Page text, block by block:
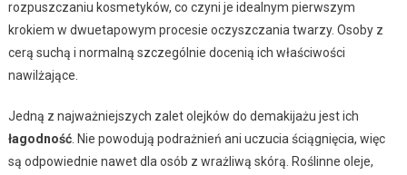
rozpuszczaniu kosmetyków, co czyni je idealnym pierwszym
krokiem w dwuetapowym procesie oczyszczania twarzy. Osoby z
cerą suchą i normalną szczególnie docenią ich właściwości
nawilżające.
Jedną z najważniejszych zalet olejków do demakijażu jest ich
łagodność. Nie powodują podrażnień ani uczucia ściągnięcia, więc
są odpowiednie nawet dla osób z wrażliwą skórą. Roślinne oleje,